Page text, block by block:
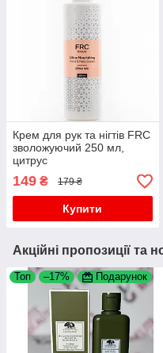
Крем для рук та нігтів FRC
зволожуючий 250 мл,
цитрус
149 ₴ 179 ₴
Купити
Акційні пропозиції та
Топ –17% Подарунок